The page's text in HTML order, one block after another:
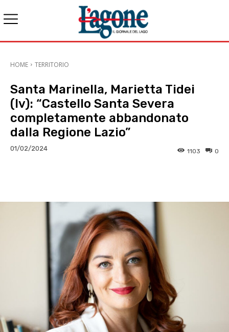
HOME TERRITORIO
Santa Marinella, Marietta Tidei
(Iv): “Castello Santa Severa
completamente abbandonato
dalla Regione Lazio”
01/02/2024 0
1103